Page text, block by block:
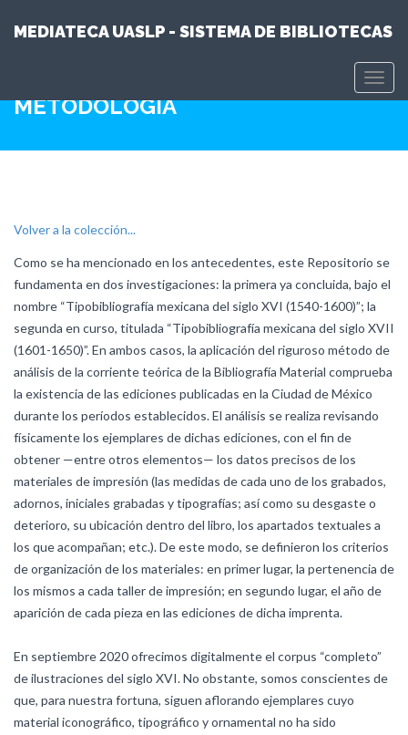
main
MEDIATECA UASLP - SISTEMA DE BIBLIOTECAS
METODOLOGÍA
Volver a la colección...
Como se ha mencionado en los antecedentes, este Repositorio se
fundamenta en dos investigaciones: la primera ya concluida, bajo el
nombre “Tipobibliografía mexicana del siglo XVI (1540-1600)”; la
segunda en curso, titulada “Tipobibliografía mexicana del siglo XVII
(1601-1650)”. En ambos casos, la aplicación del riguroso método de
análisis de la corriente teórica de la Bibliografía Material comprueba
la existencia de las ediciones publicadas en la Ciudad de México
durante los períodos establecidos. El análisis se realiza revisando
físicamente los ejemplares de dichas ediciones, con el fin de
obtener —entre otros elementos— los datos precisos de los
materiales de impresión (las medidas de cada uno de los grabados,
adornos, iniciales grabadas y tipografías; así como su desgaste o
deterioro, su ubicación dentro del libro, los apartados textuales a
los que acompañan; etc.). De este modo, se definieron los criterios
de organización de los materiales: en primer lugar, la pertenencia de
los mismos a cada taller de impresión; en segundo lugar, el año de
aparición de cada pieza en las ediciones de dicha imprenta.
En septiembre 2020 ofrecimos digitalmente el corpus “completo”
de ilustraciones del siglo XVI. No obstante, somos conscientes de
que, para nuestra fortuna, siguen aflorando ejemplares cuyo
material iconográfico, tipográfico y ornamental no ha sido